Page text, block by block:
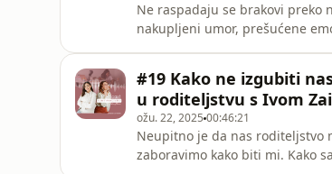
Ne raspadaju se brakovi preko
nakupljeni umor, prešućene
psihoterapeutkinjom koja već
#19 Kako ne izgubiti
u roditeljstvu s Ivom
ožu. 22, 2025 00:46:21
Neupitno je da nas roditeljstvo
zaboravimo kako biti mi. Kako